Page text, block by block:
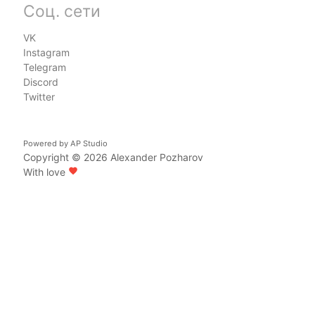
Соц. сети
VK
Instagram
Telegram
Discord
Twitter
Powered by AP Studio
Copyright © 2026 Alexander Pozharov
With love favorite